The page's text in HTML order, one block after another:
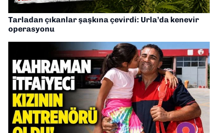
Tarladan çıkanlar şaşkına çevirdi: Urla’da kenevir
operasyonu